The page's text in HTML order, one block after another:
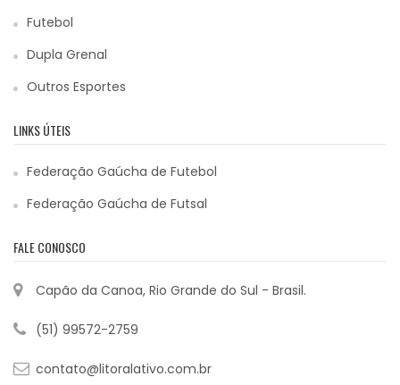
Futebol
Dupla Grenal
Outros Esportes
LINKS ÚTEIS
Federação Gaúcha de Futebol
Federação Gaúcha de Futsal
FALE CONOSCO
Capão da Canoa, Rio Grande do Sul - Brasil.
(51) 99572-2759
contato@litoralativo.com.br